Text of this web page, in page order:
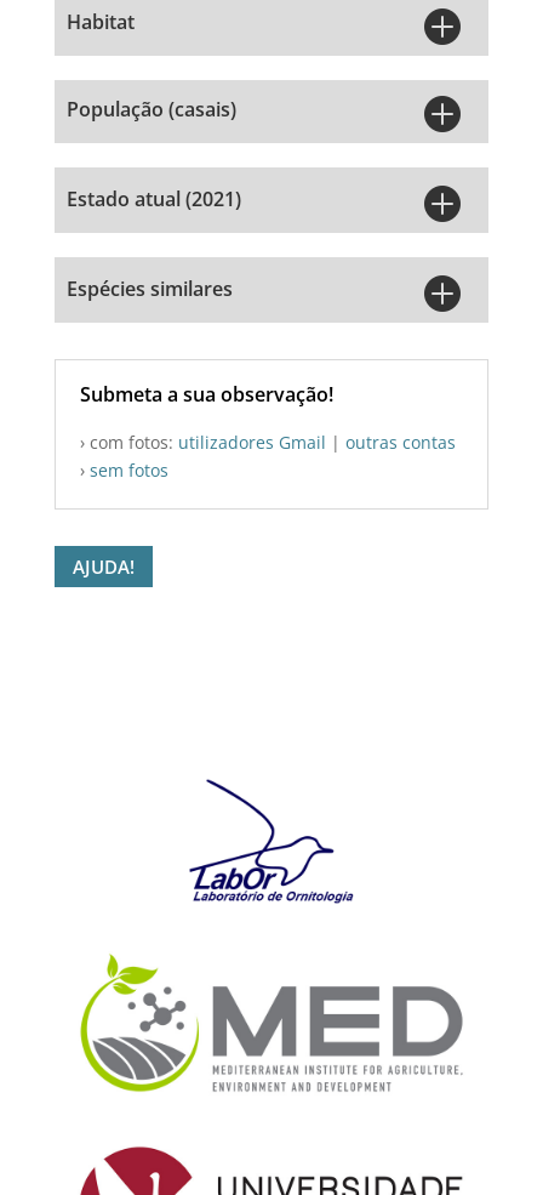
Habitat 
População (casais) 
Estado atual (2021) 
Espécies similares 
Submeta a sua observação!
› com fotos: utilizadores Gmail | outras contas
› sem fotos
AJUDA!